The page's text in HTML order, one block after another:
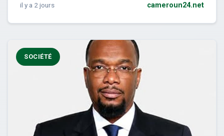
il y a 2 jours cameroun24.net
SOCIÉTÉ